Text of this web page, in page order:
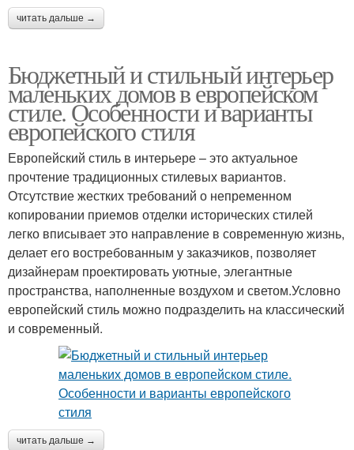
читать дальше →
Бюджетный и стильный интерьер
маленьких домов в европейском
стиле. Особенности и варианты
европейского стиля
Европейский стиль в интерьере – это актуальное
прочтение традиционных стилевых вариантов.
Отсутствие жестких требований о непременном
копировании приемов отделки исторических стилей
легко вписывает это направление в современную жизнь,
делает его востребованным у заказчиков, позволяет
дизайнерам проектировать уютные, элегантные
пространства, наполненные воздухом и светом.Условно
европейский стиль можно подразделить на классический
и современный.
читать дальше →